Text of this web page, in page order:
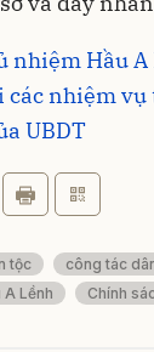
nhiệm Hầu
nhiệm
UBDT
tộc
công tác
Lềnh
Chính